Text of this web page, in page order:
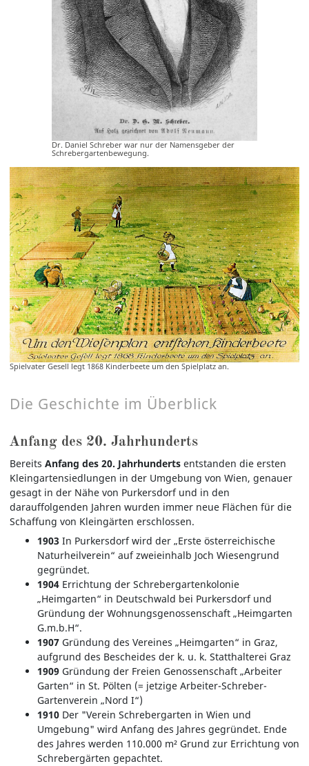
Dr. Daniel Schreber war nur der Namensgeber der
Schrebergartenbewegung.
Spielvater Gesell legt 1868 Kinderbeete um den Spielplatz an.
Die Geschichte im Überblick
Anfang des 20. Jahrhunderts
Bereits Anfang des 20. Jahrhunderts entstanden die ersten
Kleingartensiedlungen in der Umgebung von Wien, genauer
gesagt in der Nähe von Purkersdorf und in den
darauffolgenden Jahren wurden immer neue Flächen für die
Schaffung von Kleingärten erschlossen.
1903 In Purkersdorf wird der „Erste österreichische
Naturheilverein“ auf zweieinhalb Joch Wiesengrund
gegründet.
1904 Errichtung der Schrebergartenkolonie
„Heimgarten“ in Deutschwald bei Purkersdorf und
Gründung der Wohnungsgenossenschaft „Heimgarten
G.m.b.H“.
1907 Gründung des Vereines „Heimgarten“ in Graz,
aufgrund des Bescheides der k. u. k. Statthalterei Graz
1909 Gründung der Freien Genossenschaft „Arbeiter
Garten“ in St. Pölten (= jetzige Arbeiter-Schreber-
Gartenverein „Nord I“)
1910 Der "Verein Schrebergarten in Wien und
Umgebung" wird Anfang des Jahres gegründet. Ende
des Jahres werden 110.000 m² Grund zur Errichtung von
Schrebergärten gepachtet.